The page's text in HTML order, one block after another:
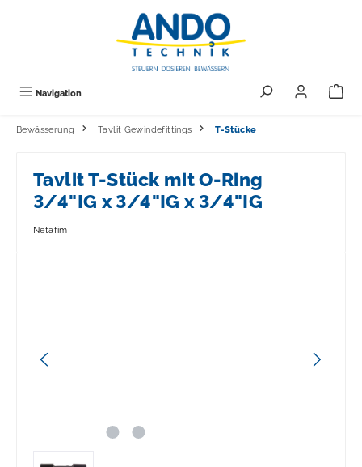
Navigation
Bewässerung Tavlit Gewindefittings T-Stücke
Tavlit T-Stück mit O-Ring
3/4"IG x 3/4"IG x 3/4"IG
Netafim